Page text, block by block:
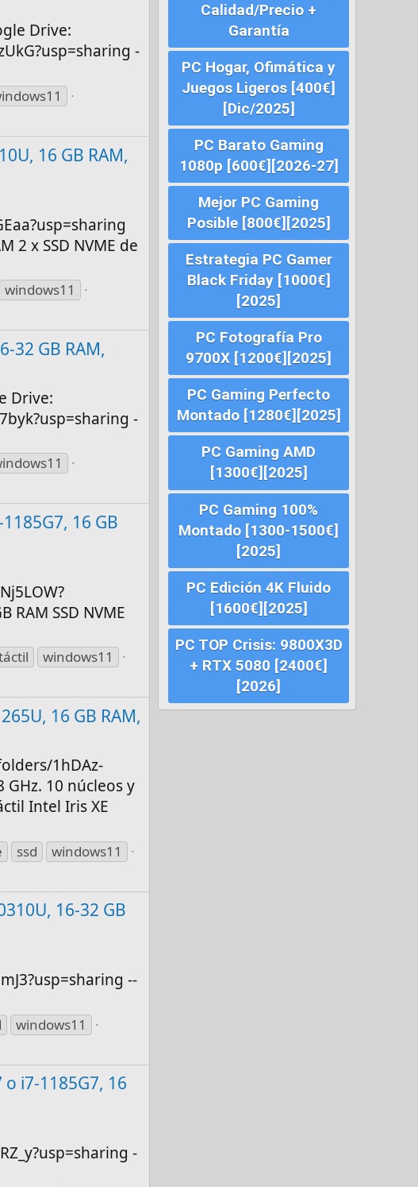
Drive:
-
16 GB RAM,
2 x SSD NVME de
windows11
32 GB RAM,
Drive:
-
16 GB
SSD NVME
windows11
16 GB RAM,
1hDAz-
GHz. 10 núcleos y
Intel Iris XE
ssd
windows11
16-32 GB
--
windows11
i7-1185G7, 16
-
Calidad/Precio +
Garantía
PC Hogar, Ofimática y
Juegos Ligeros [400€]
[Dic/2025]
PC Barato Gaming
1080p [600€][2026-27]
Mejor PC Gaming
Posible [800€][2025]
Estrategia PC Gamer
Black Friday [1000€]
[2025]
PC Fotografía Pro
9700X [1200€][2025]
PC Gaming Perfecto
Montado [1280€][2025]
PC Gaming AMD
[1300€][2025]
PC Gaming 100%
Montado [1300-1500€]
[2025]
PC Edición 4K Fluido
[1600€][2025]
PC TOP Crisis: 9800X3D
+ RTX 5080 [2400€]
[2026]